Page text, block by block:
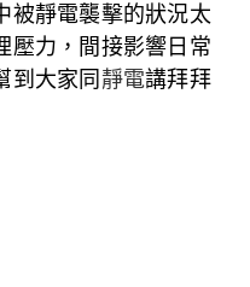
被靜電襲擊的狀況太
壓力，間接影響日常
到大家同靜電講拜拜